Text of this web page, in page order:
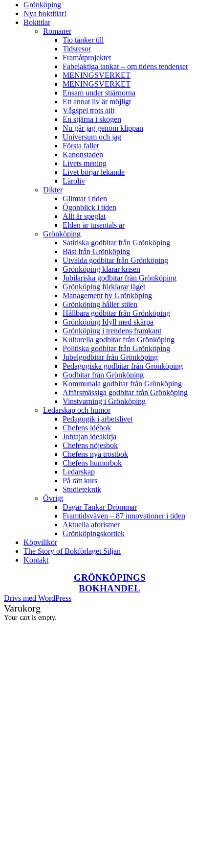
Grönköping
Nya boktitlar!
Boktitlar
Romaner
Tio tänker till
Tidsresor
Framåtprojektet
Fabelaktiga tankar – om tidens tendenser
MENINGSVERKET
MENINGSVERKET
Ensam under stjärnorna
Ett annat liv är möjligt
Vågspel trots allt
En stjärna i skogen
Nu går jag genom klippan
Universum och jag
Första fallet
Kanonstaden
Livets mening
Livet börjar lekande
Läroliv
Dikter
Glimtar i tiden
Ögonblick i tiden
Allt är speglat
Elden är tusentals år
Grönköping
Satiriska godbitar från Grönköping
Bäst från Grönköping
Utvalda godbitar från Grönköping
Grönköping klarar krisen
Jubilariska godbitar från Grönköping
Grönköping förklarar läget
Management by Grönköping
Grönköping håller stilen
Hållbara godbitar från Grönköping
Grönköping Idyll med skärpa
Grönköping i trendens framkant
Kulturella godbitar från Grönköping
Politiska godbitar från Grönköping
Jubelgodbitar från Grönköping
Pedagogiska godbitar från Grönköping
Godbitar från Grönköping
Kommunala godbitar från Grönköping
Affärsmässiga godbitar från Grönköping
Vinstvarning i Grönköping
Ledarskap och humor
Pedagogik i arbetslivet
Chefens idébok
Johtajan ideakirja
Chefens nöjesbok
Chefens nya tröstbok
Chefens humorbok
Ledarskap
På rätt kurs
Studieteknik
Övrigt
Dagar Tankar Drömmar
Framtidsväven – 87 innovationer i tiden
Aktuella aforismer
Grönköpingskortlek
Köpvillkor
The Story of Bokförlaget Siljan
Kontakt
GRÖNKÖPINGS
BOKHANDEL
Drivs med WordPress
Varukorg
Your cart is empty.